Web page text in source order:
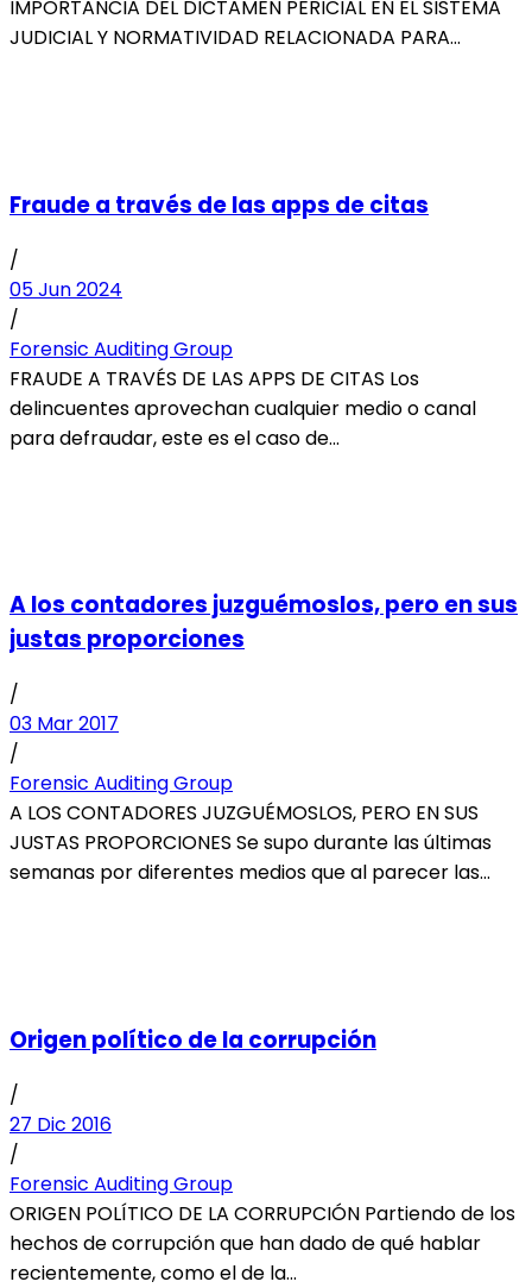
IMPORTANCIA DEL DICTAMEN PERICIAL EN EL SISTEMA
JUDICIAL Y NORMATIVIDAD RELACIONADA PARA
Fraude a través de las apps de citas
/
05 Jun 2024
/
Forensic Auditing Group
FRAUDE A TRAVÉS DE LAS APPS DE CITAS Los
delincuentes aprovechan cualquier medio o canal
para defraudar, este es el caso de...
A los contadores juzguémoslos, pero en sus
justas proporciones
/
03 Mar 2017
/
Forensic Auditing Group
A LOS CONTADORES JUZGUÉMOSLOS, PERO EN SUS
JUSTAS PROPORCIONES Se supo durante las últimas
semanas por diferentes medios que al parecer las...
Origen político de la corrupción
/
27 Dic 2016
/
Forensic Auditing Group
ORIGEN POLÍTICO DE LA CORRUPCIÓN Partiendo de los
hechos de corrupción que han dado de qué hablar
recientemente, como el de la...